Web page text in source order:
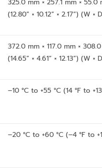
325.0 mm × 257.1 mm × 55.0
(12.80” × 10.12” × 2.17”) (W ×
372.0 mm × 117.0 mm ×
(14.65” × 4.61” × 12.13”) (W ×
–10 °C to +55 °C (14 °F to
–20 °C to +60 °C (–4 °F to